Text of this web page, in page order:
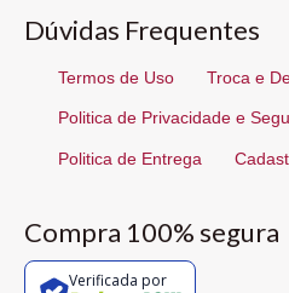
Dúvidas Frequentes
Termos de Uso Troca e
Politica de Privacidade e
Politica de Entrega
Compra 100% segura
Verificada por